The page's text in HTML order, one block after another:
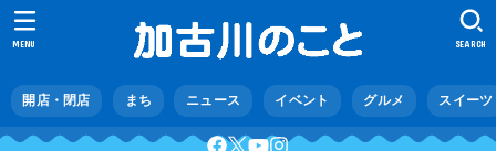
開店・閉店 まち ニュース イベント グルメ スイーツ
SEARCH
MENU